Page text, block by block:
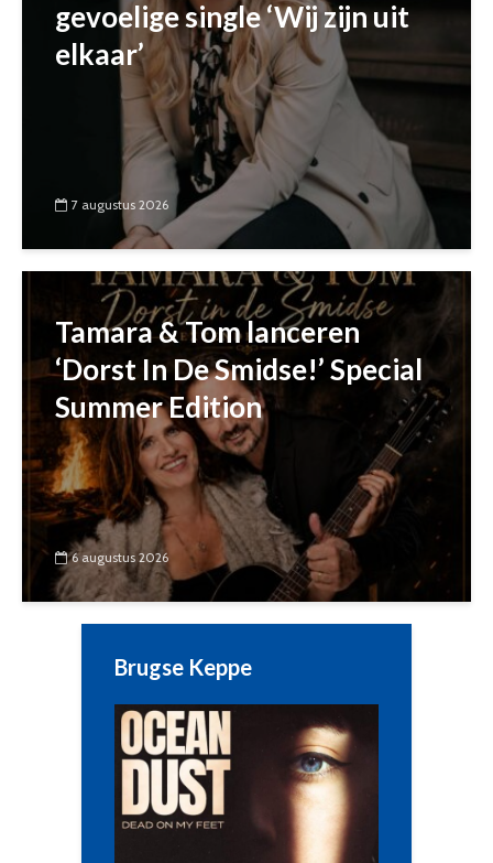
gevoelige single ‘Wij zijn uit
elkaar’
7 augustus 2026
Tamara & Tom lanceren
‘Dorst In De Smidse!’ Special
Summer Edition
6 augustus 2026
Brugse Keppe